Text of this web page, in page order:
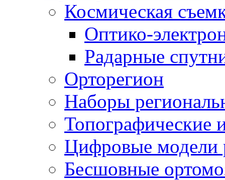
Космическая
Оптико-
Радарные
Орторегион
Наборы
Топографические
Цифровые модели
Бесшовные